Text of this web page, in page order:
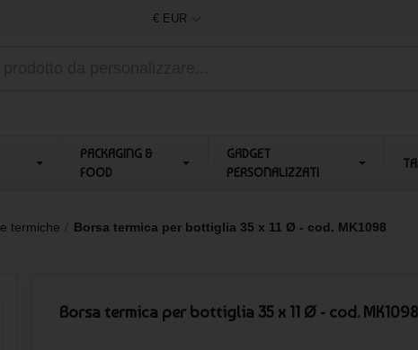
€ EUR
PACKAGING &
FOOD
GADGET
PERSONALIZZATI
termiche Borsa termica per bottiglia 35 x 11 Ø - cod. MK1098
Borsa termica per bottiglia 35 x 11 Ø - cod. MK1098